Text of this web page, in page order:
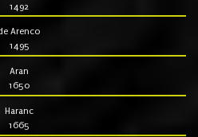
1492
Arenco
1495
Aran
1650
Haranc
1665